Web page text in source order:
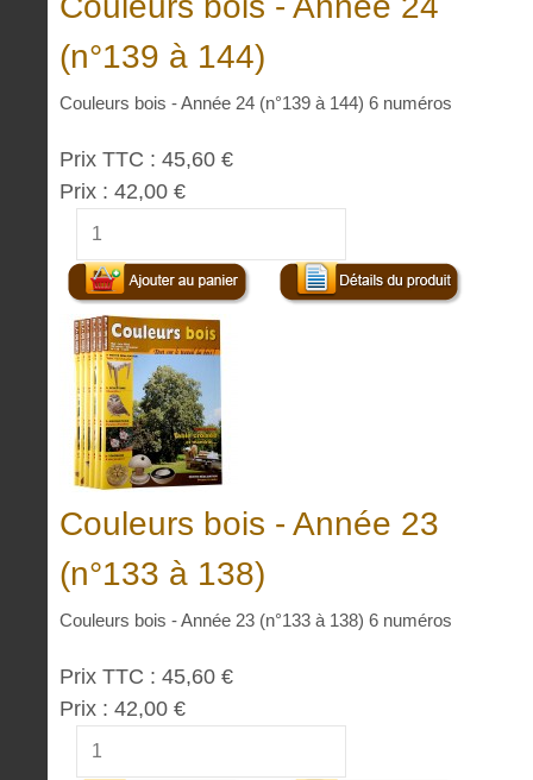
(n°139 à 144)
Couleurs bois - Année 24 (n°139 à 144) 6 numéros
Prix TTC : 45,60 €
Prix : 42,00 €
Couleurs bois - Année 23
(n°133 à 138)
Couleurs bois - Année 23 (n°133 à 138) 6 numéros
Prix TTC : 45,60 €
Prix : 42,00 €